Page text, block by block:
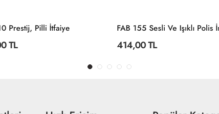
Prestij, Pilli İtfaiye
TL 414,00 TL